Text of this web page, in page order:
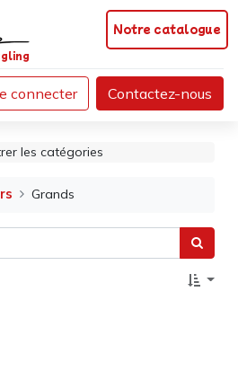
Notre catalogue
connecter Contactez-nous
les catégories
Grands